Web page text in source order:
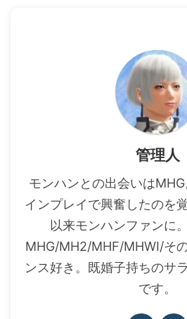
管理人
モンハンとの出会いは
インプレイで興奮したのを
以来モンハンファンに
MHG/MH2/MHF/MHWI/そ
ンス好き。既婚子持ちのサ
です。